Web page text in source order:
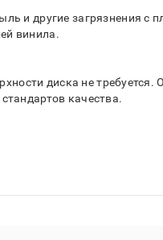
и другие загрязнения с
винила.
диска не
качества.